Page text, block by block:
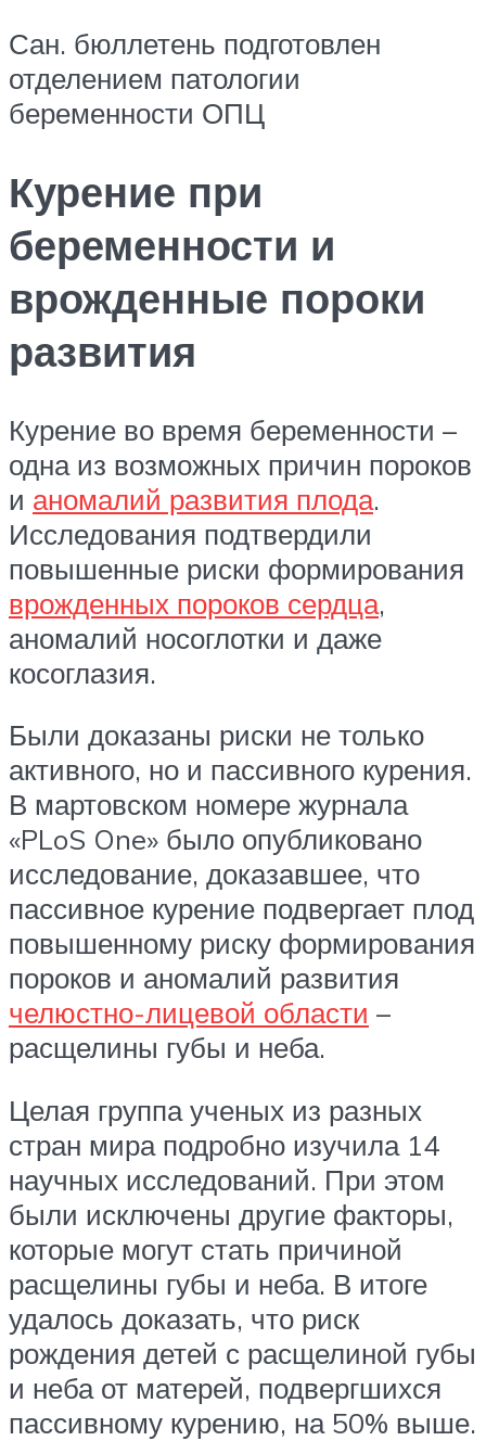
Сан. бюллетень подготовлен
отделением патологии
беременности ОПЦ
Курение при
беременности и
врожденные пороки
развития
Курение во время беременности –
одна из возможных причин пороков
и аномалий развития плода.
Исследования подтвердили
повышенные риски формирования
врожденных пороков сердца,
аномалий носоглотки и даже
косоглазия.
Были доказаны риски не только
активного, но и пассивного курения.
В мартовском номере журнала
«PLoS One» было опубликовано
исследование, доказавшее, что
пассивное курение подвергает плод
повышенному риску формирования
пороков и аномалий развития
челюстно-лицевой области –
расщелины губы и неба.
Целая группа ученых из разных
стран мира подробно изучила 14
научных исследований. При этом
были исключены другие факторы,
которые могут стать причиной
расщелины губы и неба. В итоге
удалось доказать, что риск
рождения детей с расщелиной губы
и неба от матерей, подвергшихся
пассивному курению, на 50% выше.